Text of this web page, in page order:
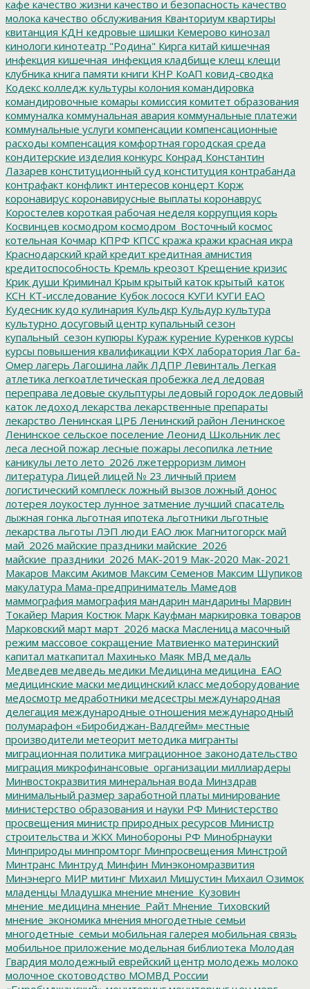
кафе качество жизни качество и безопасность качество
молока качество обслуживания Кванториум квартиры
квитанция КДН кедровые шишки Кемерово кинозал
кинологи кинотеатр "Родина" Кирга китай кишечная
инфекция кишечная_инфекция кладбище клещ клещи
клубника книга памяти книги КНР КоАП ковид-сводка
Кодекс колледж культуры колония командировка
командировочные комары комиссия комитет образования
коммуналка коммунальная авария коммунальные платежи
коммунальные услуги компенсации компенсационные
расходы компенсация комфортная городская среда
кондитерские изделия конкурс Конрад Константин
Лазарев конституционный суд конституция контрабанда
контрафакт конфликт интересов концерт Корж
коронавирус коронавирусные выплаты коронаврус
Коростелев короткая рабочая неделя коррупция корь
Косвинцев космодром космодром_Восточный космос
котельная Кочмар КПРФ КПСС кража кражи красная икра
Краснодарский край кредит кредитная амнистия
кредитоспособность Кремль креозот Крещение кризис
Крик души Криминал Крым крытый каток крытый_каток
КСН КТ-исследование Кубок лосося КУГИ КУГИ ЕАО
Кудесник кудо кулинария Кульдкр Кульдур культура
культурно досуговый центр купальный сезон
купальный_сезон купюры Кураж курение Куренков курсы
курсы повышения квалификации КФХ лаборатория Лаг ба-
Омер лагерь Лагошина лайк ЛДПР Левинталь Легкая
атлетика легкоатлетическая пробежка лед ледовая
переправа ледовые скульптуры ледовый городок ледовый
каток ледоход лекарства лекарственные препараты
лекарство Ленинская ЦРБ Ленинский район Ленинское
Ленинское сельское поселение Леонид Школьник лес
леса лесной пожар лесные пожары лесопилка летние
каникулы лето лето_2026 лжетерроризм лимон
литература Лицей лицей № 23 личный прием
логистический комплеск ложный вызов ложный донос
лотерея лоукостер лунное затмение лучший спасатель
лыжная гонка льготная ипотека льготники льготные
лекарства льготы ЛЭП люди ЕАО люк Магнитогорск май
май_2026 майские праздники майские_2026
майские_праздники_2026 МАК-2019 Мак-2020 Мак-2021
Макаров Максим Акимов Максим Семенов Максим Шупиков
макулатура Мама-предприниматель Мамедов
маммография мамография мандарин мандарины Марвин
Токайер Мария Костюк Марк Кауфман маркировка товаров
Марковский март март_2026 маска Масленица масочный
режим массовое сокращение Матвиенко материнский
капитал маткапитал Махинько Маяк МВД медаль
Медведев медведь медики Медицина медицина_ЕАО
медицинские маски медицинский класс медоборудование
медосмотр медработники медсестры международная
делегация международные отношения международный
полумарафон «Биробиджан-Валдгейм» местные
производители метеорит методика мигранты
миграционная политика миграционное законодательство
миграция микрофинансовые_организации миллиардеры
Минвостокразвития минеральная вода Минздрав
минимальный размер заработной платы минирование
министерство образования и науки РФ Министерство
просвещения министр природных ресурсов Министр
строительства и ЖКХ Минобороны РФ Минобрнауки
Минприроды минпромторг Минпросвещения Минстрой
Минтранс Минтруд Минфин Минэкономразвития
Минэнерго МИР митинг Михаил Мишустин Михаил Озимок
младенцы Младушка мнение мнение_Кузовин
мнение_медицина мнение_Райт Мнение_Тиховский
мнение_экономика мнения многодетные семьи
многодетные_семьи мобильная галерея мобильная связь
мобильное приложение модельная библиотека Молодая
Гвардия молодежный еврейский центр молодежь молоко
молочное скотоводство МОМВД России